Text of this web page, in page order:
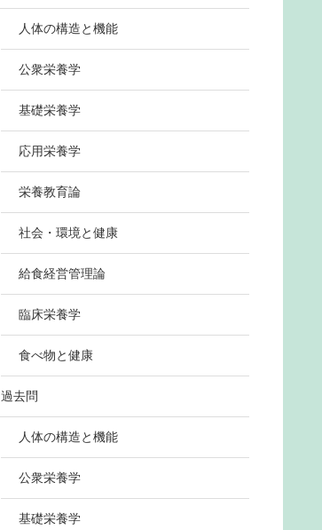
人体の構造と機能
公衆栄養学
基礎栄養学
応用栄養学
栄養教育論
社会・環境と健康
給食経営管理論
臨床栄養学
食べ物と健康
過去問
人体の構造と機能
公衆栄養学
基礎栄養学